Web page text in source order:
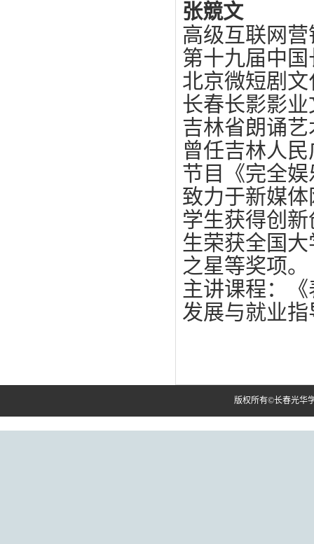
张競文
高级互联网
第十九届中
北京微短剧
长春长影影
吉林省朗诵
曾任吉林人
节目《完全娱
致力于新媒
学生获得创
生荣获全国
之星等奖项。
主讲课程：
发展与就业指
版权所有©长春光华